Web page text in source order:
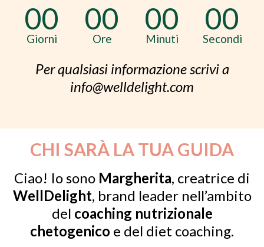
00
Giorni
00
Ore
00
Minuti
00
Secondi
Per qualsiasi informazione scrivi a
info@welldelight.com
CHI SARÀ LA TUA GUIDA
Ciao! Io sono Margherita, creatrice di
WellDelight, brand leader nell’ambito
del coaching nutrizionale
chetogenico e del diet coaching.